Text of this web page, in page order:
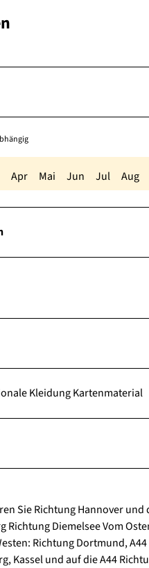
Apr Mai Jun Jul Aug
Kleidung Kartenmaterial
Sie Richtung Hannover
Richtung Diemelsee Vom
Richtung Dortmund,
Kassel und auf die A44